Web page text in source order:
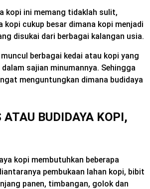
kopi ini memang tidaklah sulit,
kopi cukup besar dimana kopi menjadi
disukai dari berbagai kalangan usia.
berbagai kedai atau kopi yang
sajian minumannya. Sehingga
menguntungkan dimana budidaya
BUDIDAYA KOPI,
kopi membutuhkan beberapa
pembukaan lahan kopi, bibit
panen, timbangan, golok dan